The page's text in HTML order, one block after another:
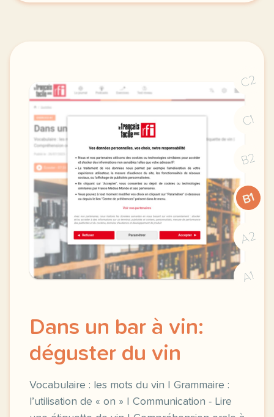
C2
C1
B2
B1
A2
A1
Dans un bar à vin:
déguster du vin
Vocabulaire : les mots du vin | Grammaire :
l’utilisation de « on » | Communication - Lire